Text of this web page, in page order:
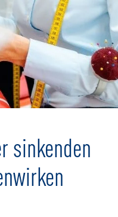
sinkenden